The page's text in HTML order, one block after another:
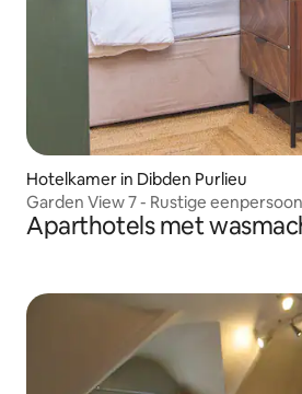
Hotelkamer in Dibden Purlieu
Garden View 7 - Rustige
Aparthotels met